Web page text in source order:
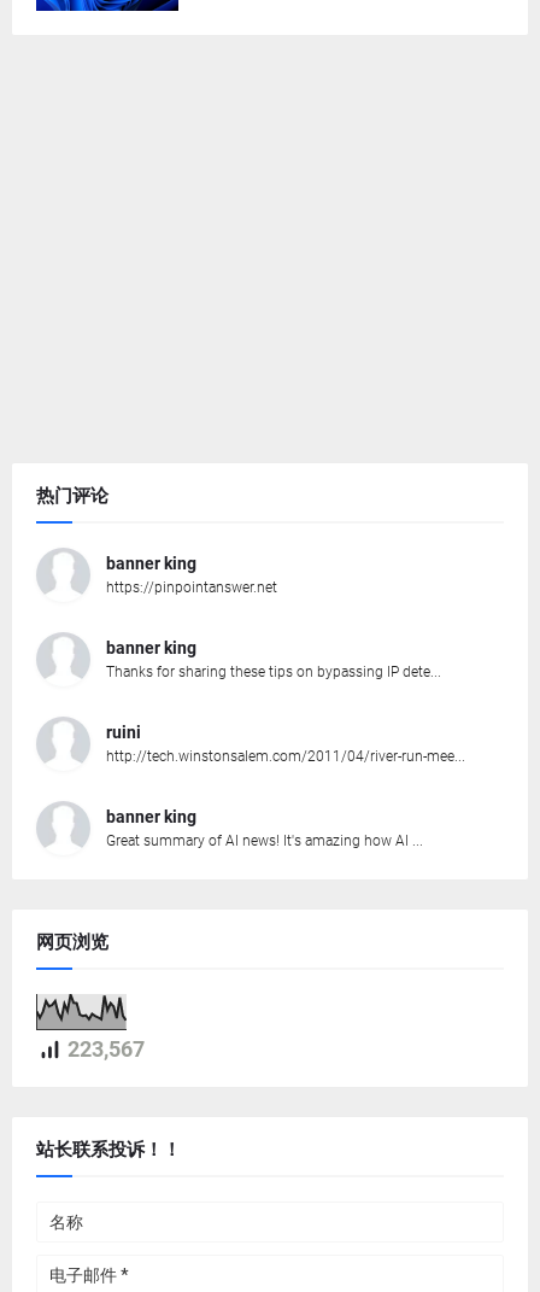
热门评论
banner king
https://pinpointanswer.net
banner king
Thanks for sharing these tips on bypassing IP dete...
ruini
http://tech.winstonsalem.com/2011/04/river-run-mee...
banner king
Great summary of AI news! It's amazing how AI ...
网页浏览
223,567
站长联系投诉！！